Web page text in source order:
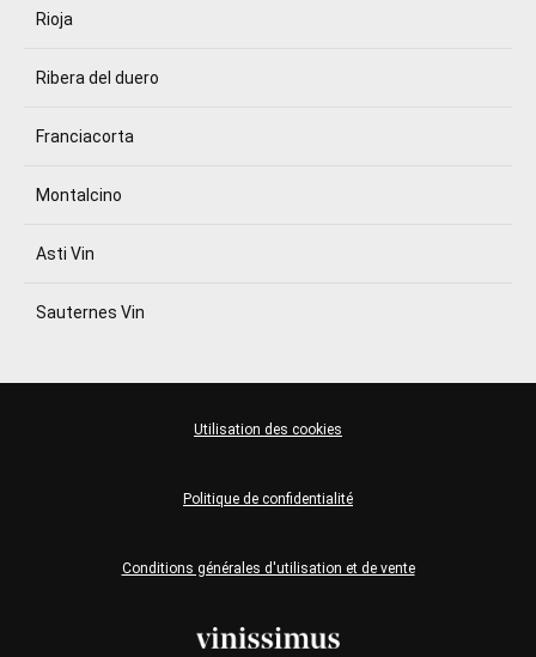
Rioja
Ribera del duero
Franciacorta
Montalcino
Asti Vin
Sauternes Vin
Conditions générales d'utilisation et de vente
Politique de confidentialité
Utilisation des cookies